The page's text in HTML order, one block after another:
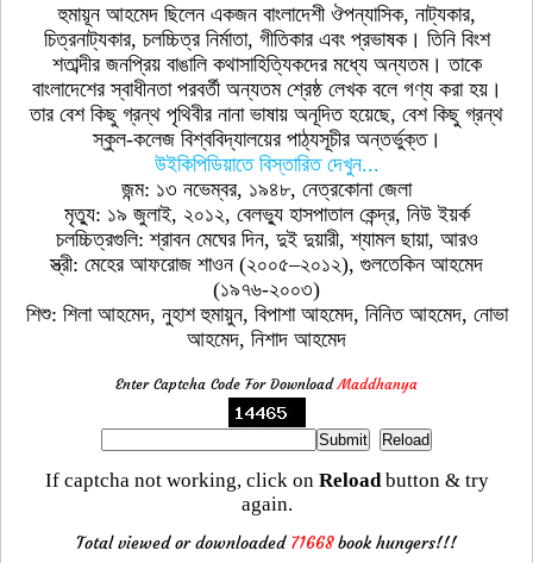
হুমায়ূন আহমেদ ছিলেন একজন বাংলাদেশী ঔপন্যাসিক, নাট্যকার,
চিত্রনাট্যকার, চলচ্চিত্র নির্মাতা, গীতিকার এবং প্রভাষক। তিনি বিংশ
শতাব্দীর জনপ্রিয় বাঙালি কথাসাহিত্যিকদের মধ্যে অন্যতম। তাকে
বাংলাদেশের স্বাধীনতা পরবর্তী অন্যতম শ্রেষ্ঠ লেখক বলে গণ্য করা হয়।
তার বেশ কিছু গ্রন্থ পৃথিবীর নানা ভাষায় অনূদিত হয়েছে, বেশ কিছু গ্রন্থ
স্কুল-কলেজ বিশ্ববিদ্যালয়ের পাঠ্যসূচীর অন্তর্ভুক্ত।
উইকিপিডিয়াতে বিস্তারিত দেখুন...
জন্ম: ১৩ নভেম্বর, ১৯৪৮, নেত্রকোনা জেলা
মৃত্যু: ১৯ জুলাই, ২০১২, বেলভ্যু হাসপাতাল কেন্দ্র, নিউ ইয়র্ক
চলচ্চিত্রগুলি: শ্রাবন মেঘের দিন, দুই দুয়ারী, শ্যামল ছায়া, আরও
স্ত্রী: মেহের আফরোজ শাওন (২০০৫–২০১২), গুলতেকিন আহমেদ
(১৯৭৬-২০০৩)
শিশু: শিলা আহমেদ, নুহাশ হুমায়ুন, বিপাশা আহমেদ, নিনিত আহমেদ, নোভা
আহমেদ, নিশাদ আহমেদ
Enter Captcha Code For Download Maddhanya
If captcha not working, click on Reloadbutton & try
again.
Total viewed or downloaded 71668book hungers!!!